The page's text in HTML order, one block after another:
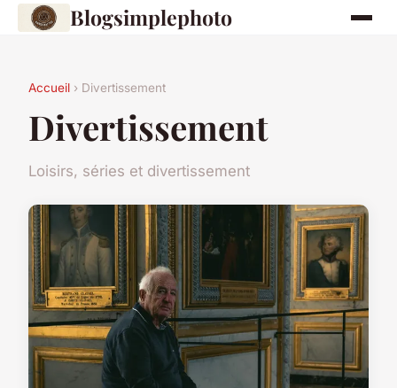
Blogsimplephoto
Accueil › Divertissement
Divertissement
Loisirs, séries et divertissement